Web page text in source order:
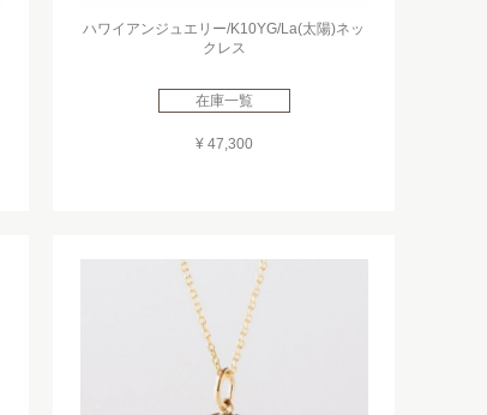
ハワイアンジュエリー/K10YG/La(太陽)ネッ
クレス
在庫一覧
¥ 47,300